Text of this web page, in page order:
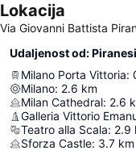
Lokacija
Via Giovanni Battista
Udaljenost od:
Milano Porta Vittoria:
Milano: 2.6 km
Milan Cathedral: 2.6
Galleria Vittorio
Teatro alla Scala: 2.9
Sforza Castle: 3.7 km